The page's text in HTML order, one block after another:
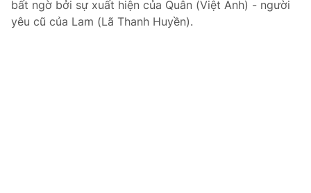
bất ngờ bởi sự xuất hiện của Quân (Việt Anh) - người
yêu cũ của Lam (Lã Thanh Huyền).